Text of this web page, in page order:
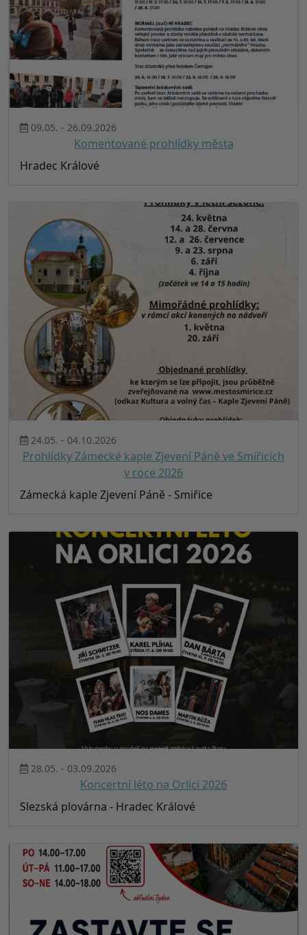
09.05. - 26.09.2026
Komentované prohlídky města
Hradec Králové
24.05. - 04.10.2026
Prohlídky Zámecké kaple Zjevení Páně ve Smiřicích
v roce 2026
Zámecká kaple Zjevení Páně - Smiřice
28.05. - 03.09.2026
Koncertní léto na Orlici 2026
Slezská plovárna - Hradec Králové